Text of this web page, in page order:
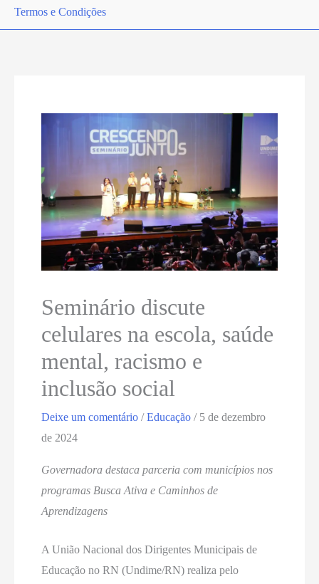
Termos e Condições
Seminário discute
celulares na escola, saúde
mental, racismo e
inclusão social
Deixe um comentário /Educação / 5 de dezembro
de 2024
Governadora destaca parceria com municípios nos
programas Busca Ativa e Caminhos de
Aprendizagens
A União Nacional dos Dirigentes Municipais de
Educação no RN (Undime/RN) realiza pelo